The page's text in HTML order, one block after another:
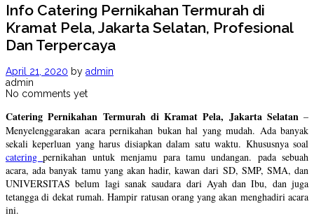
Info Catering Pernikahan Termurah di
Kramat Pela, Jakarta Selatan, Profesional
Dan Terpercaya
April 21, 2020 by admin
admin
No comments yet
Catering Pernikahan Termurah di Kramat Pela, Jakarta Selatan–
Menyelenggarakan acara pernikahan bukan hal yang mudah. Ada banyak
sekali keperluan yang harus disiapkan dalam satu waktu. Khususnya soal
cateringpernikahan untuk menjamu para tamu undangan. pada sebuah
acara, ada banyak tamu yang akan hadir, kawan dari SD, SMP, SMA, dan
UNIVERSITAS belum lagi sanak saudara dari Ayah dan Ibu, dan juga
tetangga di dekat rumah. Hampir ratusan orang yang akan menghadiri acara
ini.